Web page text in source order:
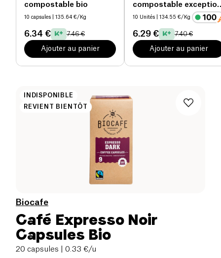
compostable bio
10 capsules | 135.64 €/Kg
6.34 € 7.46 €
Ajouter au panier
compostable exception
bio
10 Unités | 134.55 €/Kg
6.29 € 7.40 €
Ajouter au panier
INDISPONIBLE
REVIENT BIENTÔT
Biocafe
Café Expresso Noir
Capsules Bio
20 capsules | 0.33 €/u